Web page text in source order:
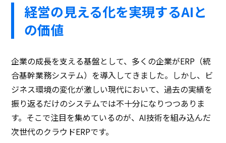
経営の見える化を実現するAIと
の価値
企業の成長を支える基盤として、多くの企業がERP（統
合基幹業務システム）を導入してきました。しかし、ビ
ジネス環境の変化が激しい現代において、過去の実績を
振り返るだけのシステムでは不十分になりつつありま
す。そこで注目を集めているのが、AI技術を組み込んだ
次世代のクラウドERPです。